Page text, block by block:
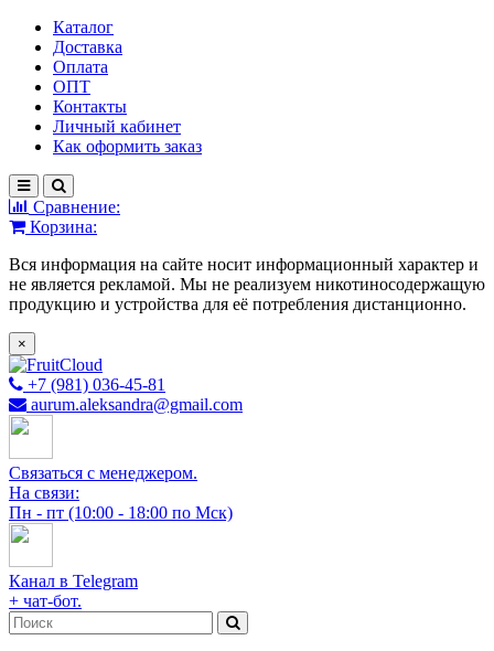
Каталог
Доставка
Оплата
ОПТ
Контакты
Личный кабинет
Как оформить заказ
Сравнение:
Корзина:
Вся информация на сайте носит информационный характер и
не является рекламой. Мы не реализуем никотиносодержащую
продукцию и устройства для её потребления дистанционно.
×
+7 (981) 036-45-81
aurum.aleksandra@gmail.com
Связаться с менеджером.
На связи:
Пн - пт (10:00 - 18:00 по Мск)
Канал в Telegram
+ чат-бот.